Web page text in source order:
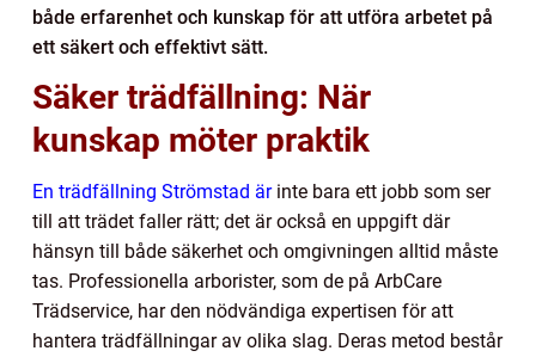
både erfarenhet och kunskap för att utföra arbetet på
ett säkert och effektivt sätt.
Säker trädfällning: När
kunskap möter praktik
En trädfällning Strömstad ärinte bara ett jobb som ser
till att trädet faller rätt; det är också en uppgift där
hänsyn till både säkerhet och omgivningen alltid måste
tas. Professionella arborister, som de på ArbCare
Trädservice, har den nödvändiga expertisen för att
hantera trädfällningar av olika slag. Deras metod består